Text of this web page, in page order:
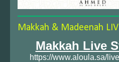
Makkah & Madeenah
Makkah Live
https://www.aloula.sa/